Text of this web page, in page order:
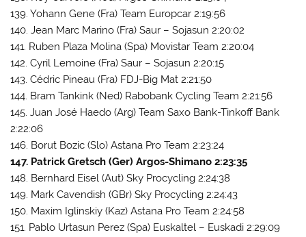
139. Yohann Gene (Fra) Team Europcar 2:19:56
140. Jean Marc Marino (Fra) Saur – Sojasun 2:20:02
141. Ruben Plaza Molina (Spa) Movistar Team 2:20:04
142. Cyril Lemoine (Fra) Saur – Sojasun 2:20:15
143. Cédric Pineau (Fra) FDJ-Big Mat 2:21:50
144. Bram Tankink (Ned) Rabobank Cycling Team 2:21:56
145. Juan José Haedo (Arg) Team Saxo Bank-Tinkoff Bank
2:22:06
146. Borut Bozic (Slo) Astana Pro Team 2:23:24
147. Patrick Gretsch (Ger) Argos-Shimano 2:23:35
148. Bernhard Eisel (Aut) Sky Procycling 2:24:38
149. Mark Cavendish (GBr) Sky Procycling 2:24:43
150. Maxim Iglinskiy (Kaz) Astana Pro Team 2:24:58
151. Pablo Urtasun Perez (Spa) Euskaltel – Euskadi 2:29:09